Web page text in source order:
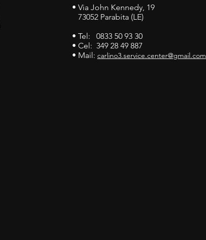
• Via John Kennedy, 19
73052 Parabita (LE)
• Tel: 0833 50 93 30
• Cel: 349 28 49 887
• Mail: carlino3.service.center@gmail.com